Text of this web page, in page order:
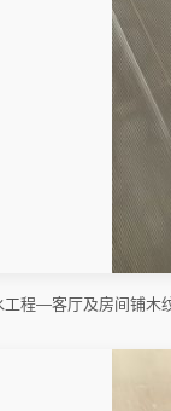
工程—客厅及房间铺木